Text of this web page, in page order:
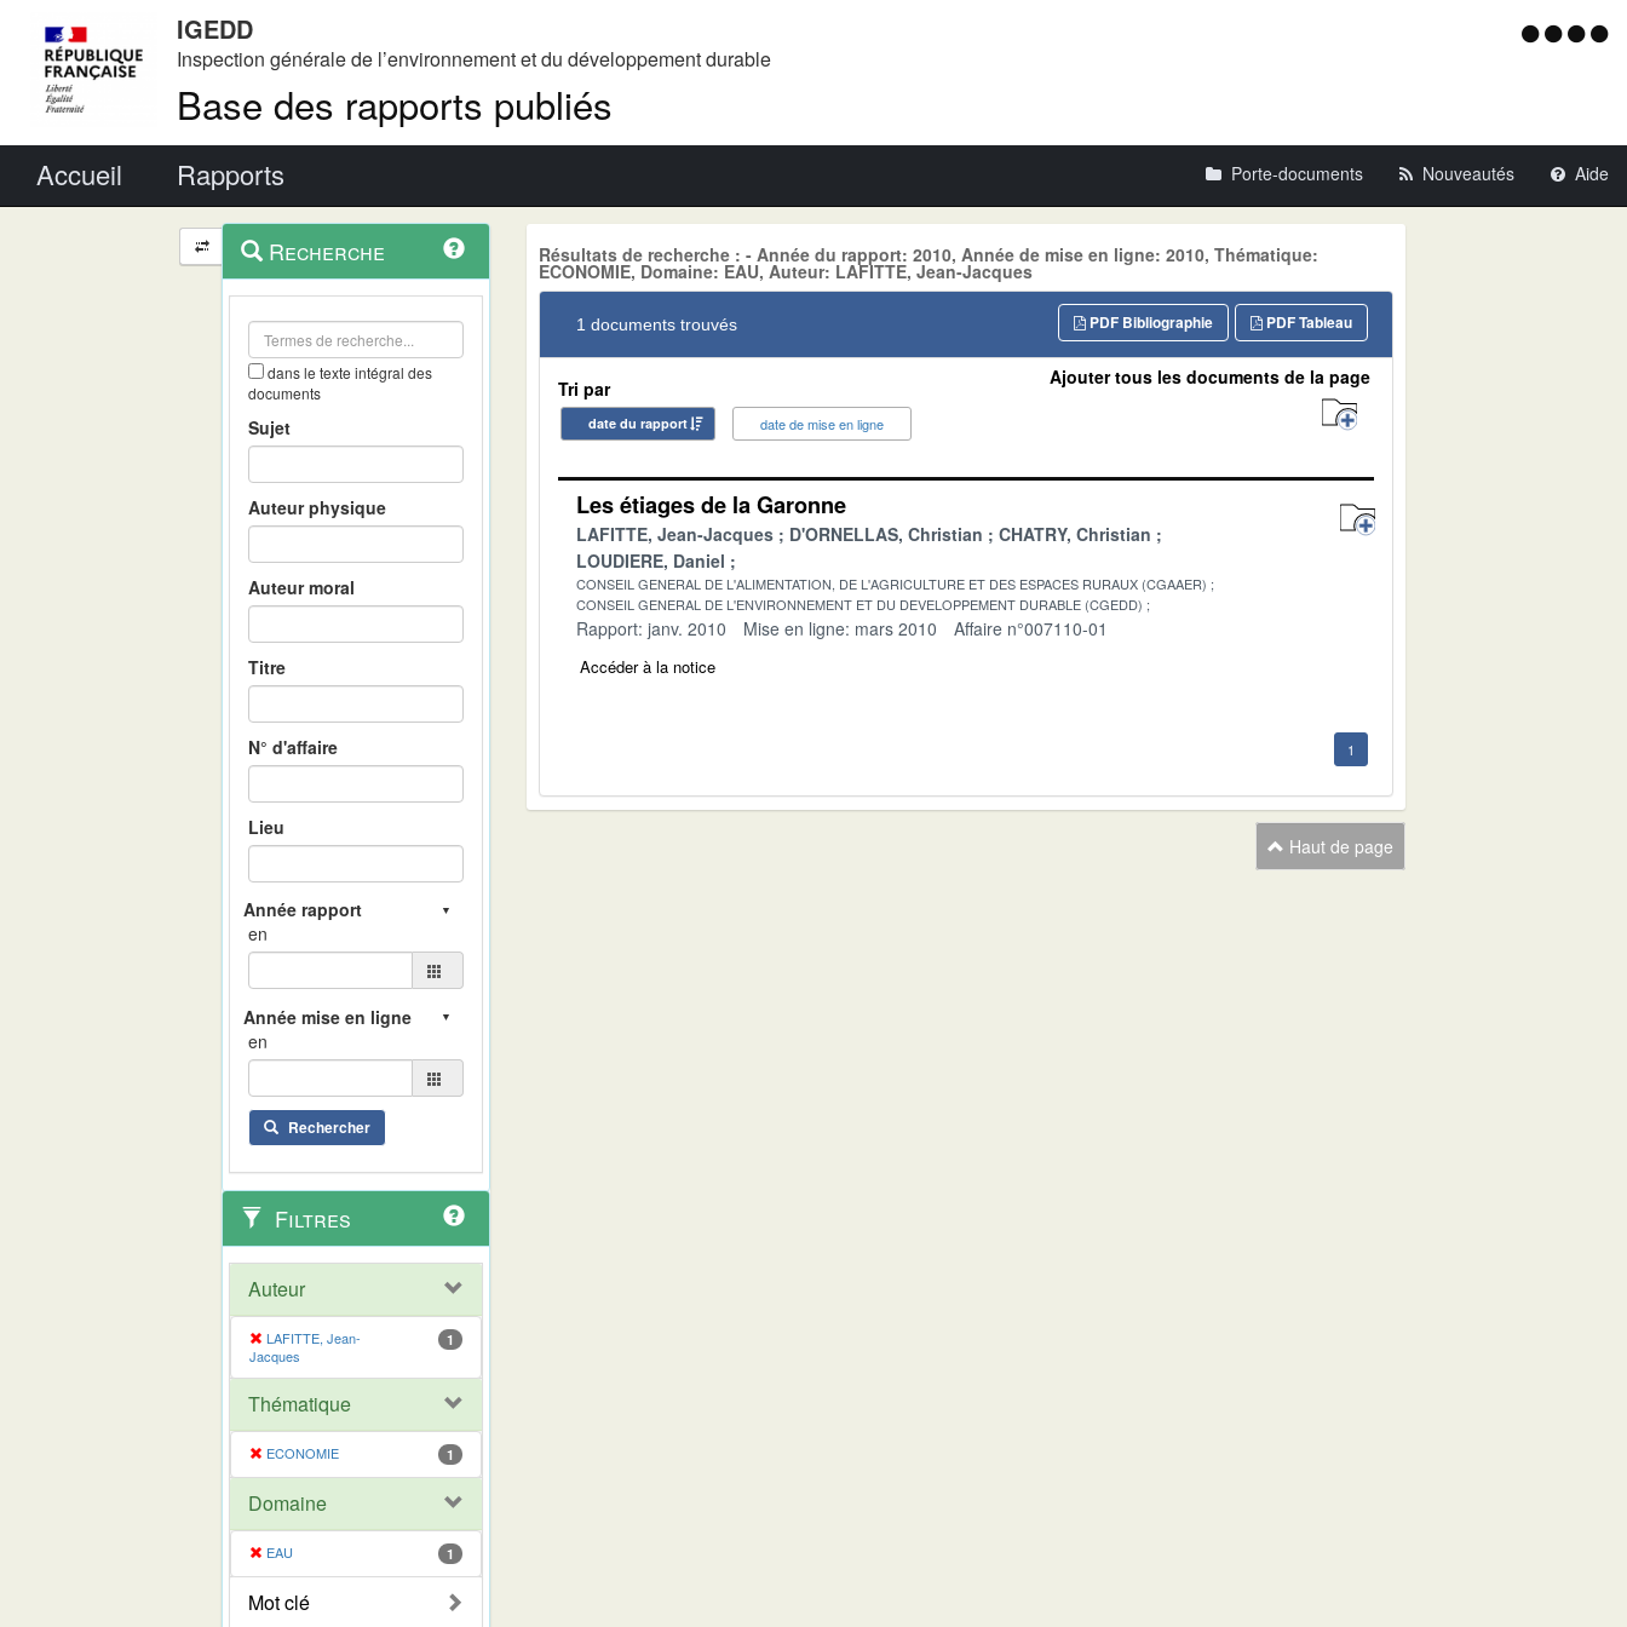
IGEDD
Inspection générale de l’environnement et du développement durable
Base des rapports publiés
Menu
Accueil Rapports Porte-documents Nouveautés Aide
Navigation
et
outils
contextuel
Recherche
dans le texte intégral des
documents
Sujet
Auteur physique
Auteur moral
Titre
N° d'affaire
Lieu
en
en
Rechercher
Filtres
Auteur
LAFITTE, Jean-
Jacques
1
Thématique
ECONOMIE 1
Domaine
EAU 1
Mot clé
Résultats de recherche : - Année du rapport: 2010, Année de mise en ligne: 2010, Thématique:
ECONOMIE, Domaine: EAU, Auteur: LAFITTE, Jean-Jacques
1 documents trouvés PDF Tableau
PDF Bibliographie
Tri par
date du rapport date de mise en ligne
Ajouter tous les documents de la page
Les étiages de la Garonne
LAFITTE, Jean-Jacques D'ORNELLAS, Christian
CHATRY, Christian
LOUDIERE, Daniel
CONSEIL GENERAL DE L'ALIMENTATION, DE L'AGRICULTURE ET DES ESPACES RURAUX (CGAAER)
CONSEIL GENERAL DE L'ENVIRONNEMENT ET DU DEVELOPPEMENT DURABLE (CGEDD)
Rapport: janv. 2010 Mise en ligne: mars 2010 Affaire n°007110-01
Accéder à la notice
1
Haut de page